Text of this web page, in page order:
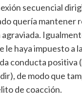
secuencial
quería mantener
agraviada.
le haya impuesto a
conducta positiva
de modo que
de coacción.